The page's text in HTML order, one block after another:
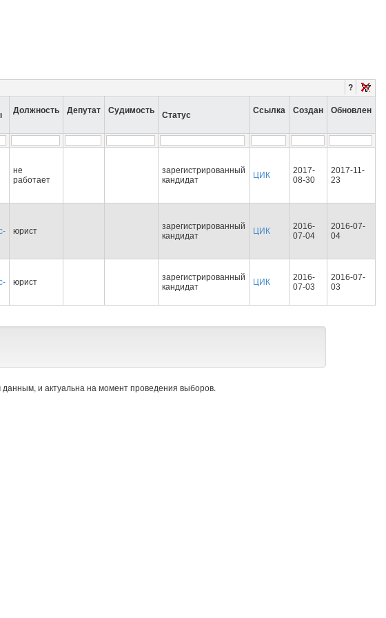
?
Должность Депутат Судимость Статус Ссылка Создан Обновлен
не
работает
зарегистрированный
кандидат
ЦИК
2017-
08-30
2017-11-
23
юрист
зарегистрированный
кандидат
ЦИК
2016-
07-04
2016-07-
04
юрист
зарегистрированный
кандидат
ЦИК
2016-
07-03
2016-07-
03
и актуальна на момент проведения выборов.